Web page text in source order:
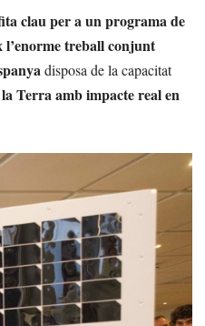
clau per a un programa de
l’enorme treball conjunt
disposa de la capacitat
Terra amb impacte real en